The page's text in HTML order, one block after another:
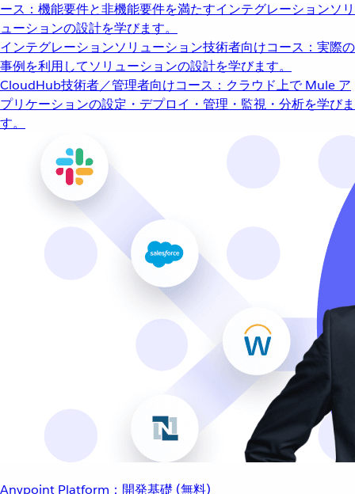
ース：機能要件と非機能要件を満たすインテグレーションソリ
ューションの設計を学びます。
インテグレーションソリューション技術者向けコース：実際の
事例を利用してソリューションの設計を学びます。
CloudHub技術者／管理者向けコース：クラウド上で Mule ア
プリケーションの設定・デプロイ・管理・監視・分析を学びま
す。
Anypoint Platform：開発基礎 (無料)